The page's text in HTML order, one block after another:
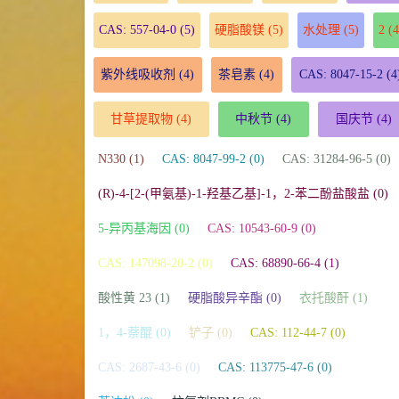
CAS: 557-04-0(5) 硬脂酸镁(5) 水处理 (5) 2
紫外线吸收剂 (4) 茶皂素 (4) CAS: 8047-15-2
甘草提取物 (4) 中秋节 (4) 国庆节(4)
N330 (1) CAS: 8047-99-2 (0) CAS: 31284-96-5 (0)
(R)-4-[2-(甲氨基)-1-羟基乙基]-1，2-苯二酚盐酸盐 (0)
5-异丙基海因 (0) CAS: 10543-60-9 (0)
CAS: 147098-20-2 (0) CAS: 68890-66-4 (1)
酸性黄 23 (1) 硬脂酸异辛酯 (0) 衣托酸酐 (1)
1，4-萘醌 (0) 铲子 (0) CAS: 112-44-7 (0)
CAS: 2687-43-6 (0) CAS: 113775-47-6 (0)